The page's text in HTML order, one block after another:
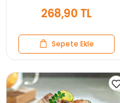
268,90 TL
Sepete Ekle